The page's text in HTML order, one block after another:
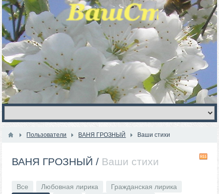
Пользователи ВАНЯ ГРОЗНЫЙ Ваши стихи
ВАНЯ ГРОЗНЫЙ / Ваши стихи
Все Любовная лирика
Гражданская лирика